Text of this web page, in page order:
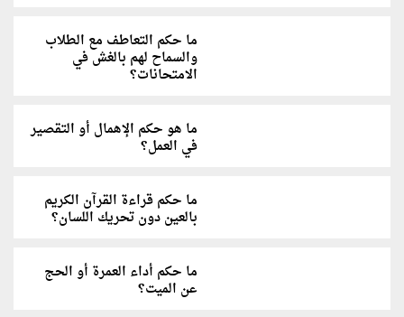
ما حكم التعاطف مع الطلاب
والسماح لهم بالغش في
الامتحانات؟
ما هو حكم الإهمال أو التقصير
في العمل؟
ما حكم قراءة القرآن الكريم
بالعين دون تحريك اللسان؟
ما حكم أداء العمرة أو الحج
عن الميت؟